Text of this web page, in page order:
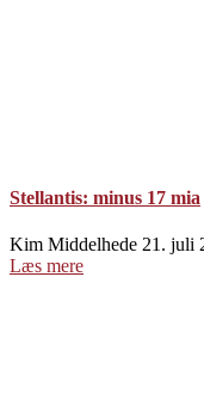
Stellantis: minus 17 mia
Kim Middelhede 21. juli
Læs mere